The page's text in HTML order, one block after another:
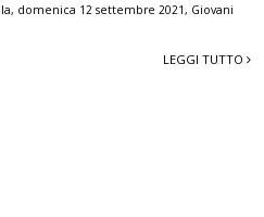
, domenica 12 settembre 2021, Giovani
LEGGI TUTTO